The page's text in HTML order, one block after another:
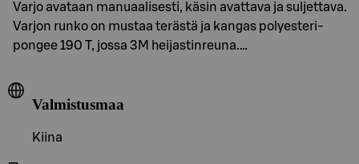
Varjo avataan manuaalisesti, käsin avattava ja suljettava.
Varjon runko on mustaa terästä ja kangas polyesteri-
pongee 190 T, jossa 3M heijastinreuna.…
Valmistusmaa
Kiina